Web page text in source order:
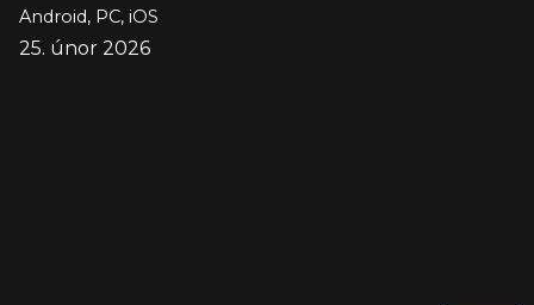
Android, PC, iOS
25. únor 2026